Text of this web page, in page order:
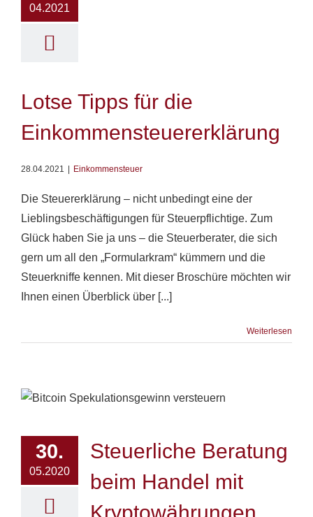
04.2021
Lotse Tipps für die
Einkommensteuererklärung
28.04.2021 | Einkommensteuer
Die Steuererklärung – nicht unbedingt eine der
Lieblingsbeschäftigungen für Steuerpflichtige. Zum
Glück haben Sie ja uns – die Steuerberater, die sich
gern um all den „Formularkram“ kümmern und die
Steuerkniffe kennen. Mit dieser Broschüre möchten wir
Ihnen einen Überblick über [...]
Weiterlesen
30.
05.2020
Steuerliche Beratung
beim Handel mit
Kryptowährungen